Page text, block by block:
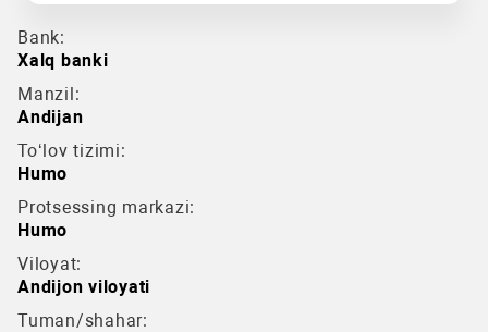
Bank:
Xalq banki
Manzil:
Andijan
To‘lov tizimi:
Humo
Protsessing markazi:
Humo
Viloyat:
Andijon viloyati
Tuman/shahar: